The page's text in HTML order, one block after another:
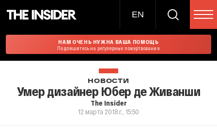
EN
НАМ ОЧЕНЬ НУЖНА ВАША ПОМОЩЬ
Подпишитесь на регулярные пожертвования
НОВОСТИ
Умер дизайнер Юбер де Живанши
The Insider
12 марта 2018 г., 15:50